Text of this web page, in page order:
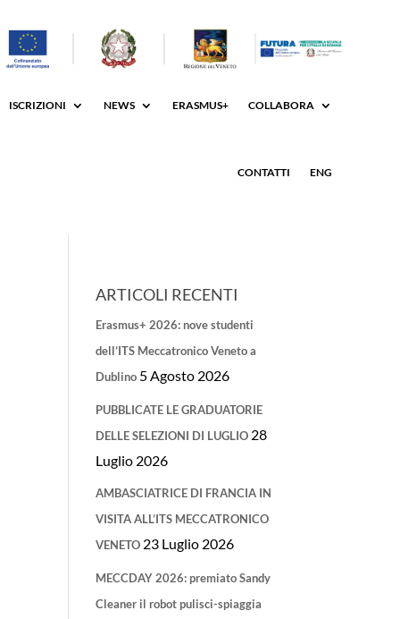
ISCRIZIONI NEWS ERASMUS+ COLLABORA
CONTATTI ENG
ARTICOLI RECENTI
Erasmus+ 2026: nove studenti
dell’ITS Meccatronico Veneto a
Dublino 5 Agosto 2026
PUBBLICATE LE GRADUATORIE
DELLE SELEZIONI DI LUGLIO 28
Luglio 2026
AMBASCIATRICE DI FRANCIA IN
VISITA ALL’ITS MECCATRONICO
VENETO 23 Luglio 2026
MECCDAY 2026: premiato Sandy
Cleaner il robot pulisci-spiaggia